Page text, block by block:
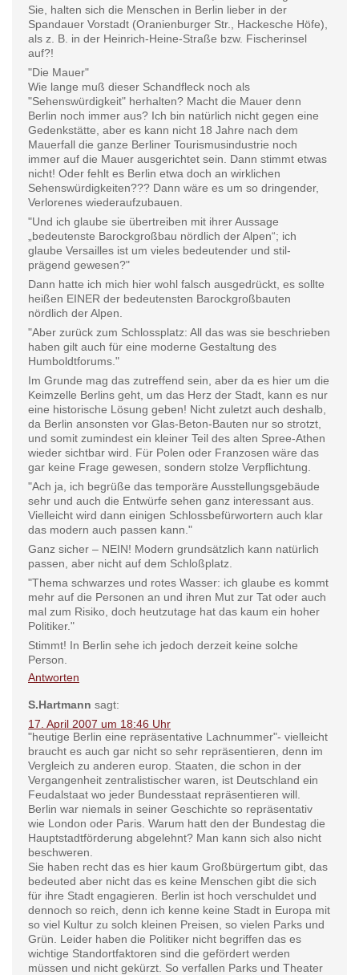
Sie, halten sich die Menschen in Berlin lieber in der
Spandauer Vorstadt (Oranienburger Str., Hackesche Höfe),
als z. B. in der Heinrich-Heine-Straße bzw. Fischerinsel
auf?!
"Die Mauer"
Wie lange muß dieser Schandfleck noch als
"Sehenswürdigkeit" herhalten? Macht die Mauer denn
Berlin noch immer aus? Ich bin natürlich nicht gegen eine
Gedenkstätte, aber es kann nicht 18 Jahre nach dem
Mauerfall die ganze Berliner Tourismusindustrie noch
immer auf die Mauer ausgerichtet sein. Dann stimmt etwas
nicht! Oder fehlt es Berlin etwa doch an wirklichen
Sehenswürdigkeiten??? Dann wäre es um so dringender,
Verlorenes wiederaufzubauen.
"Und ich glaube sie übertreiben mit ihrer Aussage
„bedeutenste Barockgroßbau nördlich der Alpen“; ich
glaube Versailles ist um vieles bedeutender und stil-
prägend gewesen?"
Dann hatte ich mich hier wohl falsch ausgedrückt, es sollte
heißen EINER der bedeutensten Barockgroßbauten
nördlich der Alpen.
"Aber zurück zum Schlossplatz: All das was sie beschrieben
haben gilt auch für eine moderne Gestaltung des
Humboldtforums."
Im Grunde mag das zutreffend sein, aber da es hier um die
Keimzelle Berlins geht, um das Herz der Stadt, kann es nur
eine historische Lösung geben! Nicht zuletzt auch deshalb,
da Berlin ansonsten vor Glas-Beton-Bauten nur so strotzt,
und somit zumindest ein kleiner Teil des alten Spree-Athen
wieder sichtbar wird. Für Polen oder Franzosen wäre das
gar keine Frage gewesen, sondern stolze Verpflichtung.
"Ach ja, ich begrüße das temporäre Ausstellungsgebäude
sehr und auch die Entwürfe sehen ganz interessant aus.
Vielleicht wird dann einigen Schlossbefürwortern auch klar
das modern auch passen kann."
Ganz sicher – NEIN! Modern grundsätzlich kann natürlich
passen, aber nicht auf dem Schloßplatz.
"Thema schwarzes und rotes Wasser: ich glaube es kommt
mehr auf die Personen an und ihren Mut zur Tat oder auch
mal zum Risiko, doch heutzutage hat das kaum ein hoher
Politiker."
Stimmt! In Berlin sehe ich jedoch derzeit keine solche
Person.
Antworten
S.Hartmann sagt:
17. April 2007 um 18:46 Uhr
"heutige Berlin eine repräsentative Lachnummer"- vielleicht
braucht es auch gar nicht so sehr repräsentieren, denn im
Vergleich zu anderen europ. Staaten, die schon in der
Vergangenheit zentralistischer waren, ist Deutschland ein
Feudalstaat wo jeder Bundesstaat repräsentieren will.
Berlin war niemals in seiner Geschichte so repräsentativ
wie London oder Paris. Warum hatt den der Bundestag die
Hauptstadtförderung abgelehnt? Man kann sich also nicht
beschweren.
Sie haben recht das es hier kaum Großbürgertum gibt, das
bedeuted aber nicht das es keine Menschen gibt die sich
für ihre Stadt engagieren. Berlin ist hoch verschuldet und
dennoch so reich, denn ich kenne keine Stadt in Europa mit
so viel Kultur zu solch kleinen Preisen, so vielen Parks und
Grün. Leider haben die Politiker nicht begriffen das es
wichtige Standortfaktoren sind die gefördert werden
müssen und nicht gekürzt. So verfallen Parks und Theater